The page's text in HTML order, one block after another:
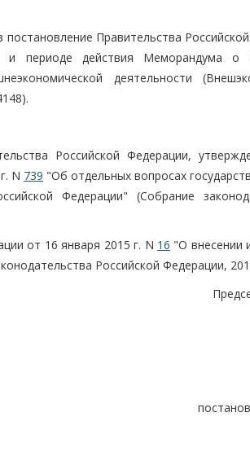
Правительства
периоде действия Меморандума о
деятельности
Российской Федерации,
N 739 "Об отдельных вопросах
Федерации" (Собрание
от 16 января 2015 г. N 16 "О внесении
Российской Федерации,